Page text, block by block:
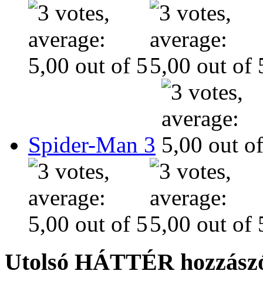
Spider-Man 3
Utolsó HÁTTÉR